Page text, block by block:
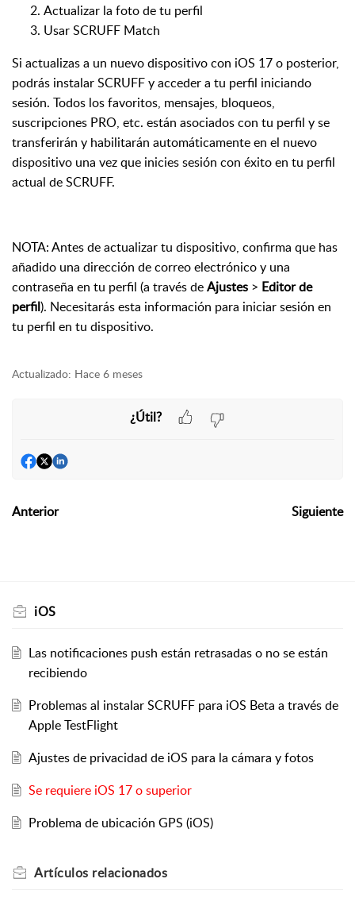
Actualizar la foto de tu perfil
Usar SCRUFF Match
Si actualizas a un nuevo dispositivo con iOS 17 o posterior,
podrás instalar SCRUFF y acceder a tu perfil iniciando
sesión. Todos los favoritos, mensajes, bloqueos,
suscripciones PRO, etc. están asociados con tu perfil y se
transferirán y habilitarán automáticamente en el nuevo
dispositivo una vez que inicies sesión con éxito en tu perfil
actual de SCRUFF.
NOTA: Antes de actualizar tu dispositivo, confirma que has
añadido una dirección de correo electrónico y una
contraseña en tu perfil (a través deAjustes > Editor de
perfil). Necesitarás esta información para iniciar sesión en
tu perfil en tu dispositivo.
Actualizado: Hace 6 meses
¿Útil?
Anterior Siguiente
iOS
Las notificaciones push están retrasadas o no se están
recibiendo
Problemas al instalar SCRUFF para iOS Beta a través de
Apple TestFlight
Ajustes de privacidad de iOS para la cámara y fotos
Se requiere iOS 17 o superior
Problema de ubicación GPS (iOS)
Artículos relacionados